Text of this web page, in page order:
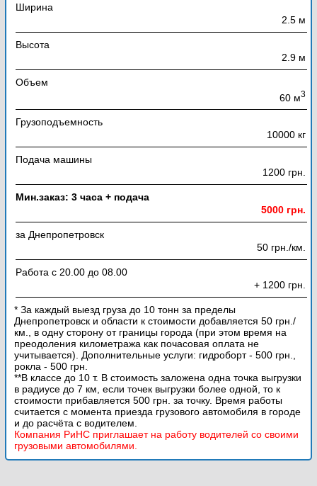
Ширина
2.5 м
Высота
2.9 м
Объем
60 м3
Грузоподъемность
10000 кг
Подача машины
1200 грн.
Мин.заказ: 3 часа + подача
5000 грн.
за Днепропетровск
50 грн./км.
Работа с 20.00 до 08.00
+ 1200 грн.
* За каждый выезд груза до 10 тонн за пределы
Днепропетровск и области к стоимости добавляется 50 грн./
км., в одну сторону от границы города (при этом время на
преодоления километража как почасовая оплата не
учитывается). Дополнительные услуги: гидроборт - 500 грн.,
рокла - 500 грн.
**В классе до 10 т. В стоимость заложена одна точка выгрузки
в радиусе до 7 км, если точек выгрузки более одной, то к
стоимости прибавляется 500 грн. за точку. Время работы
считается с момента приезда грузового автомобиля в городе
и до расчёта с водителем.
Компания РиНС приглашает на работу водителей со своими
грузовыми автомобилями.